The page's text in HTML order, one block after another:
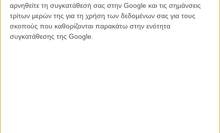
αρνηθείτε τη συγκατάθεσή σας στην Google και τις σημάνσεις
τρίτων μερών της για τη χρήση των δεδομένων σας για τους
σκοπούς που καθορίζονται παρακάτω στην ενότητα
συγκατάθεσης της Google.